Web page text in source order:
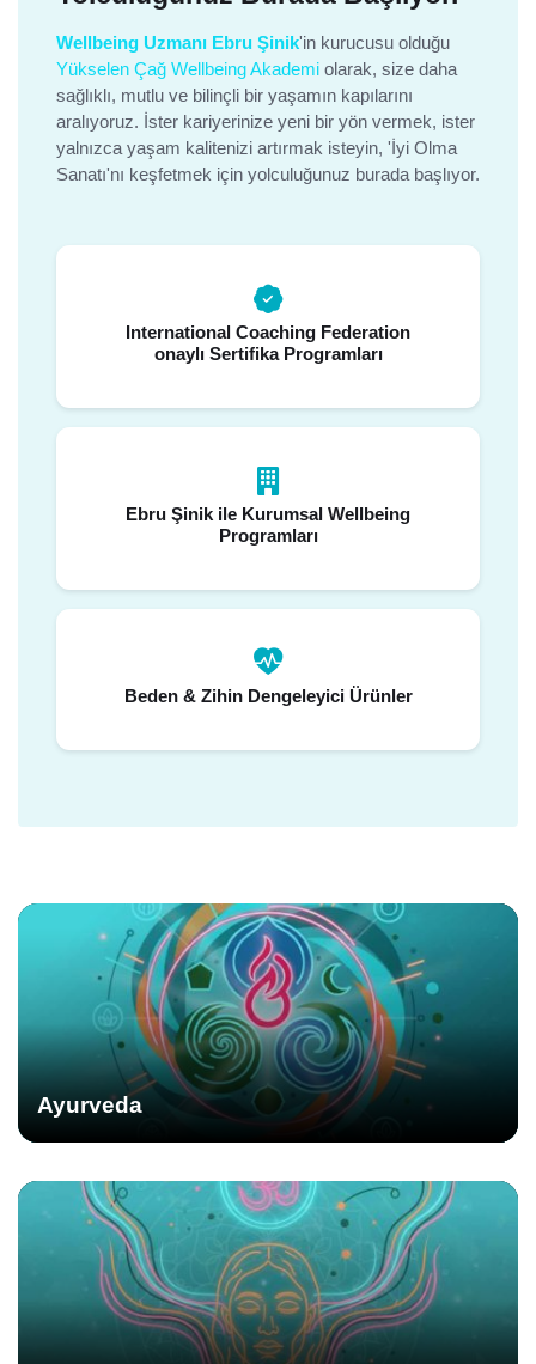
Wellbeing Uzmanı Ebru Şinik'in kurucusu olduğu
Yükselen Çağ Wellbeing Akademi olarak, size daha
sağlıklı, mutlu ve bilinçli bir yaşamın kapılarını
aralıyoruz. İster kariyerinize yeni bir yön vermek, ister
yalnızca yaşam kalitenizi artırmak isteyin, 'İyi Olma
Sanatı'nı keşfetmek için yolculuğunuz burada başlıyor.
International Coaching Federation
onaylı Sertifika Programları
Ebru Şinik ile Kurumsal Wellbeing
Programları
Beden & Zihin Dengeleyici Ürünler
Ayurveda